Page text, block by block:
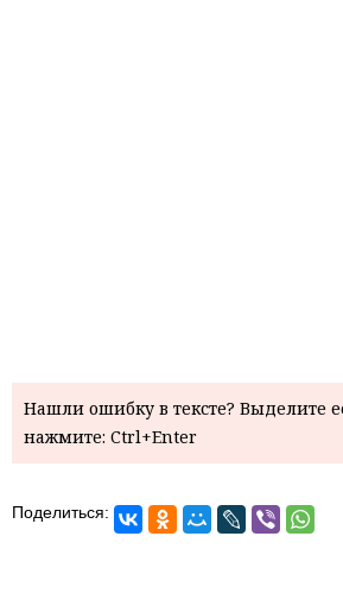
Нашли ошибку в тексте? Выделите
нажмите: Ctrl+Enter
Поделиться: